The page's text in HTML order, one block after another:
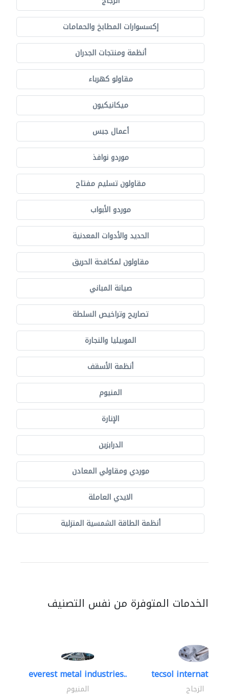
إكسسوارات المطابخ والحمامات
أنظمة ومنتجات الجدران
مقاولو كهرباء
ميكانيكيون
أعمال جبس
موردو نوافذ
مقاولون تسليم مفتاح
موردو الأبواب
الحديد والأدوات المعدنية
مقاولون لمكافحة الحريق
صيانة المباني
تصاريح وتراخيص السلطة
الموبيليا والنجارة
أنظمة الأسقف
المنيوم
الإنارة
الدرابزين
موردي ومقاولي المعادن
الايدي العاملة
أنظمة الطاقة الشمسية المنزلية
الخدمات المتوفرة من نفس التصنيف
everest metal industries..
المنيوم
tecsol
الزجاج